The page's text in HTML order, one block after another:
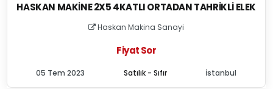
HASKAN MAKINE 2X5 4KATLI ORTADAN TAHRIKLI ELEK
Haskan Makina Sanayi
Fiyat Sor
Satılık - Sıfır
05 Tem 2023 İstanbul